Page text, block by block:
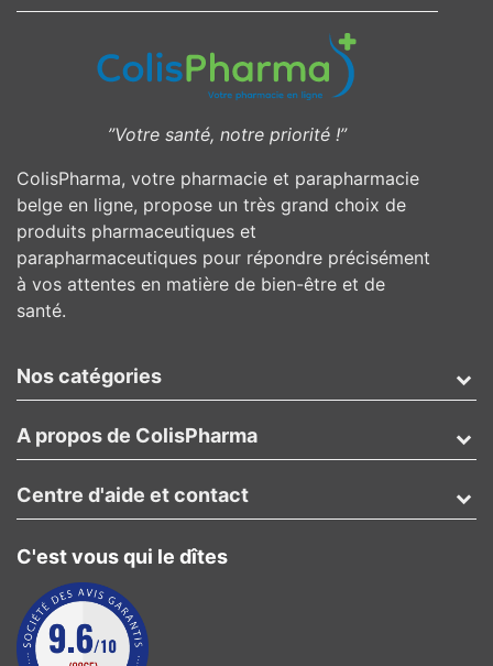
”Votre santé, notre priorité !”
ColisPharma, votre pharmacie et parapharmacie
belge en ligne, propose un très grand choix de
produits pharmaceutiques et
parapharmaceutiques pour répondre précisément
à vos attentes en matière de bien-être et de
santé.
Nos catégories
A propos de ColisPharma
C'est vous qui le dîtes
Centre d'aide et contact